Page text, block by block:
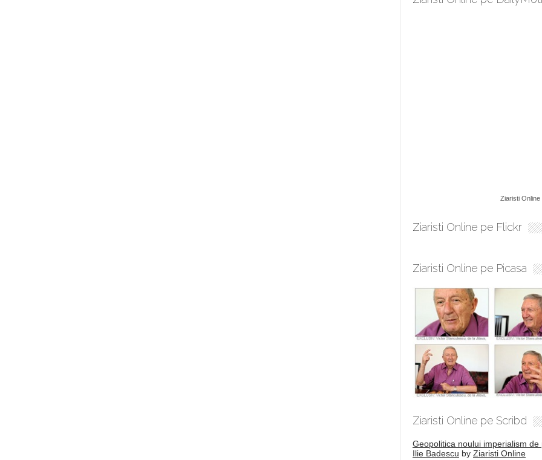
Ziaristi Online
Ziaristi Online pe Flickr
Ziaristi Online pe Picasa
Ziaristi Online pe Scribd
Geopolitica noului imperialism de
Ilie Badescu by Ziaristi Online